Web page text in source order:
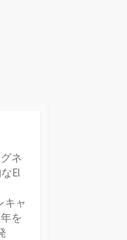
ネ
El
キャ
を